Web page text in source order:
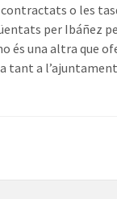
o les
per Ibáñez
és una altra que
tant a